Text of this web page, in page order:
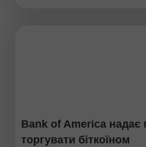
Bank of America надає
торгувати біткоїном